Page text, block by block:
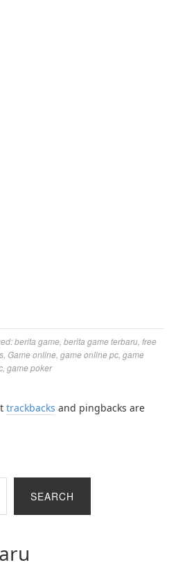
berita game berita game terbaru free
Game online game online pc game
game poker
trackbacks and pingbacks are
SEARCH